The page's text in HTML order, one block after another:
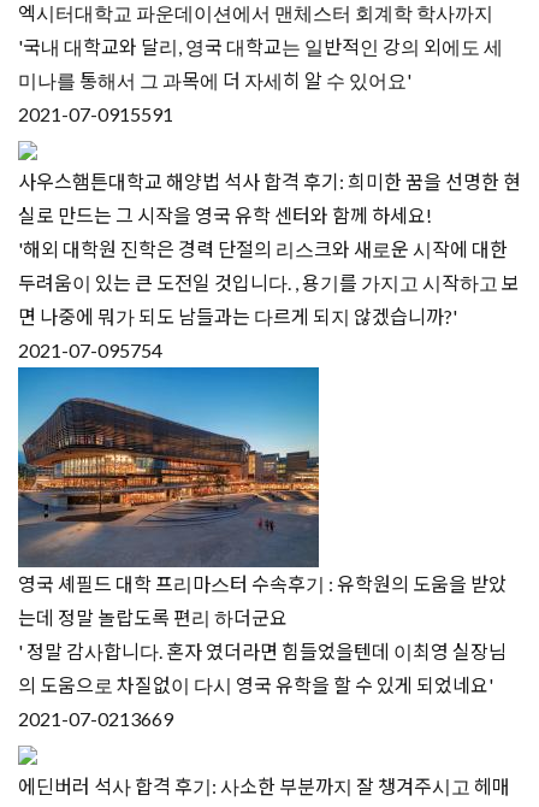
엑시터대학교 파운데이션에서 맨체스터 회계학 학사까지
'국내 대학교와 달리, 영국 대학교는 일반적인 강의 외에도 세
미나를 통해서 그 과목에 더 자세히 알 수 있어요'
2021-07-0915591
사우스햄튼대학교 해양법 석사 합격 후기: 희미한 꿈을 선명한 현
실로 만드는 그 시작을 영국 유학 센터와 함께 하세요!
'해외 대학원 진학은 경력 단절의 리스크와 새로운 시작에 대한
두려움이 있는 큰 도전일 것입니다. , 용기를 가지고 시작하고 보
면 나중에 뭐가 되도 남들과는 다르게 되지 않겠습니까?'
2021-07-095754
영국 셰필드 대학 프리마스터 수속후기 : 유학원의 도움을 받았
는데 정말 놀랍도록 편리 하더군요
' 정말 감사합니다. 혼자 였더라면 힘들었을텐데 이최영 실장님
의 도움으로 차질없이 다시 영국 유학을 할 수 있게 되었네요'
2021-07-0213669
에딘버러 석사 합격 후기: 사소한 부분까지 잘 챙겨주시고 헤매